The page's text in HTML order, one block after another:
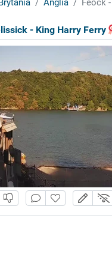
- King Harry Ferry